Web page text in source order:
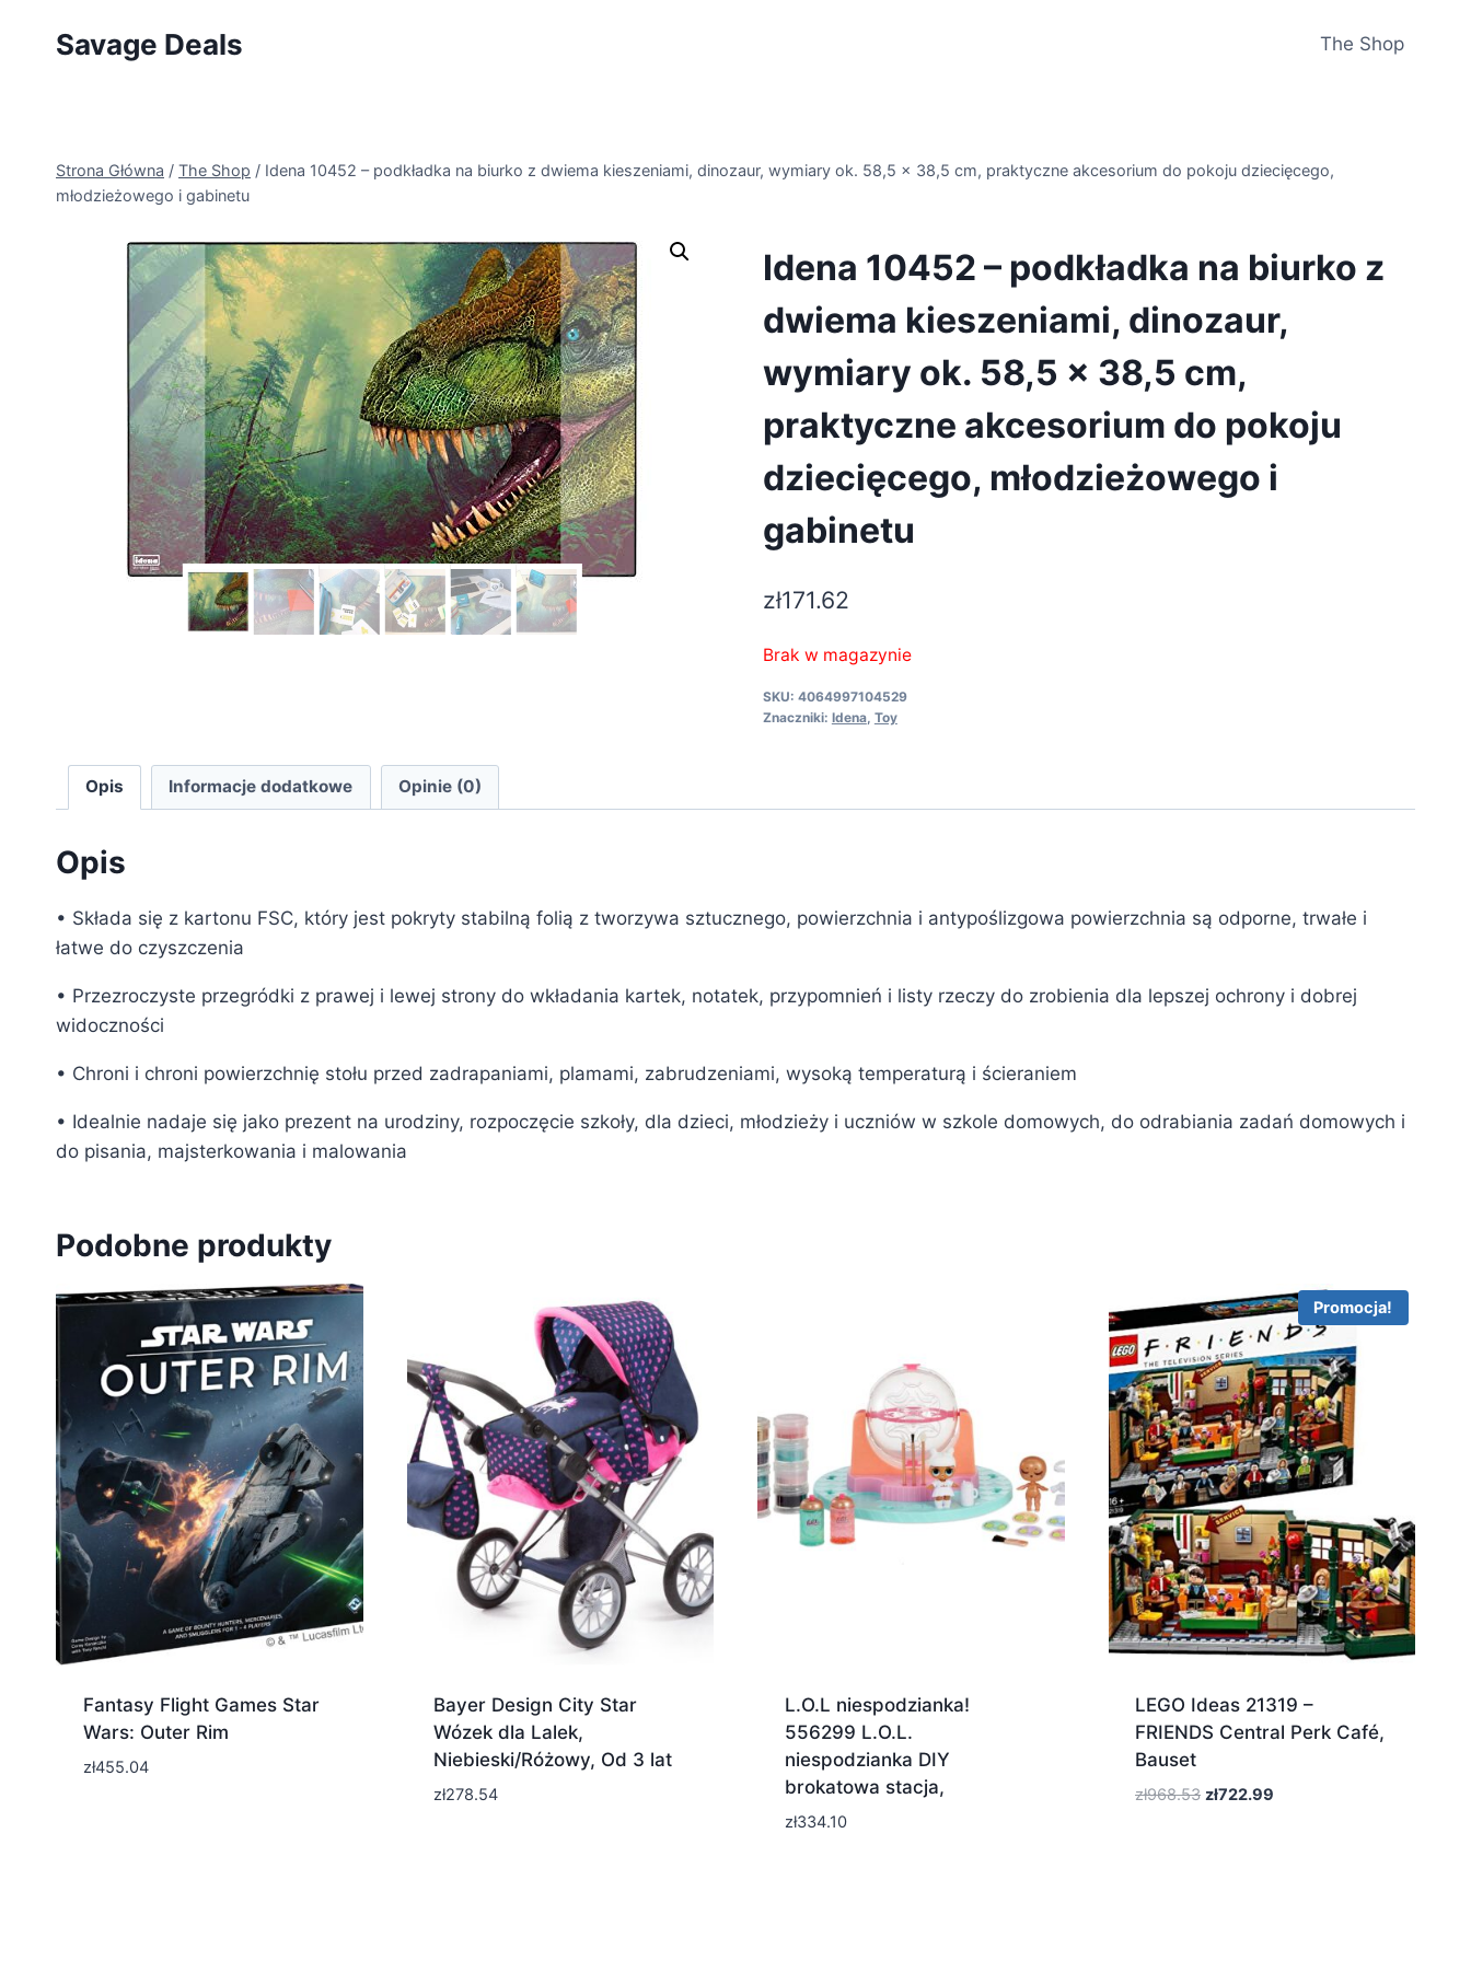
Savage Deals The Shop
Strona Główna / The Shop / Idena 10452 – podkładka na biurko z dwiema kieszeniami, dinozaur, wymiary ok. 58,5 x 38,5 cm, praktyczne akcesorium do pokoju dziecięcego,
młodzieżowego i gabinetu
Idena 10452 – podkładka na biurko z
dwiema kieszeniami, dinozaur,
wymiary ok. 58,5 x 38,5 cm,
praktyczne akcesorium do pokoju
dziecięcego, młodzieżowego i
gabinetu
zł171.62
Brak w magazynie
SKU: 4064997104529
Znaczniki: Idena, Toy
Opis Informacje dodatkowe Opinie (0)
Opis
• Składa się z kartonu FSC, który jest pokryty stabilną folią z tworzywa sztucznego, powierzchnia i antypoślizgowa powierzchnia są odporne, trwałe i
łatwe do czyszczenia
• Przezroczyste przegródki z prawej i lewej strony do wkładania kartek, notatek, przypomnień i listy rzeczy do zrobienia dla lepszej ochrony i dobrej
widoczności
• Chroni i chroni powierzchnię stołu przed zadrapaniami, plamami, zabrudzeniami, wysoką temperaturą i ścieraniem
• Idealnie nadaje się jako prezent na urodziny, rozpoczęcie szkoły, dla dzieci, młodzieży i uczniów w szkole domowych, do odrabiania zadań domowych i
do pisania, majsterkowania i malowania
Podobne produkty
Fantasy Flight Games Star
Wars: Outer Rim
zł455.04
Bayer Design City Star
Wózek dla Lalek,
Niebieski/Różowy, Od 3 lat
zł278.54
L.O.L niespodzianka!
556299 L.O.L.
niespodzianka DIY
brokatowa stacja,
zł334.10
Promocja!
LEGO Ideas 21319 –
FRIENDS Central Perk Café,
Bauset
zł968.53 Pierwotna
zł722.99